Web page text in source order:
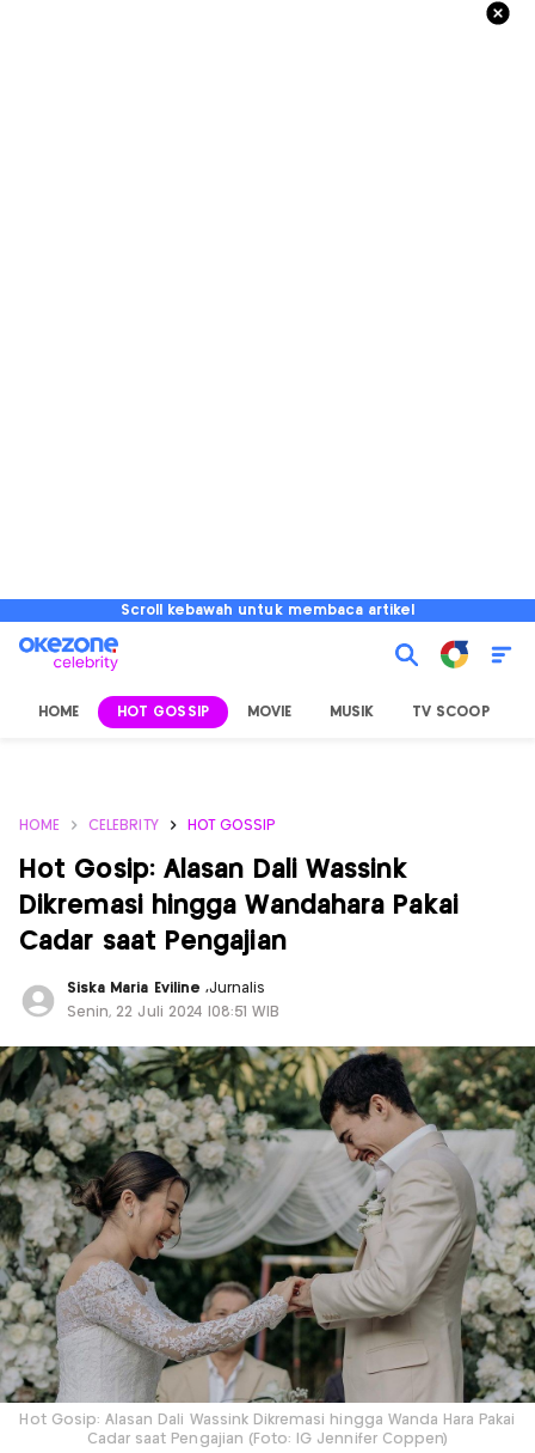
Scroll kebawah untuk membaca artikel
HOME HOT GOSSIP MOVIE MUSIK TV SCOOP
HOME CELEBRITY HOT GOSSIP
Hot Gosip: Alasan Dali Wassink
Dikremasi hingga Wandahara Pakai
Cadar saat Pengajian
Siska Maria Eviline ,Jurnalis
Senin, 22 Juli 2024 |08:51 WIB
Hot Gosip: Alasan Dali Wassink Dikremasi hingga Wanda Hara Pakai
Cadar saat Pengajian (Foto: IG Jennifer Coppen)